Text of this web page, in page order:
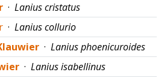
· Lanius cristatus
· Lanius collurio
· Lanius phoenicuroides
· Lanius isabellinus